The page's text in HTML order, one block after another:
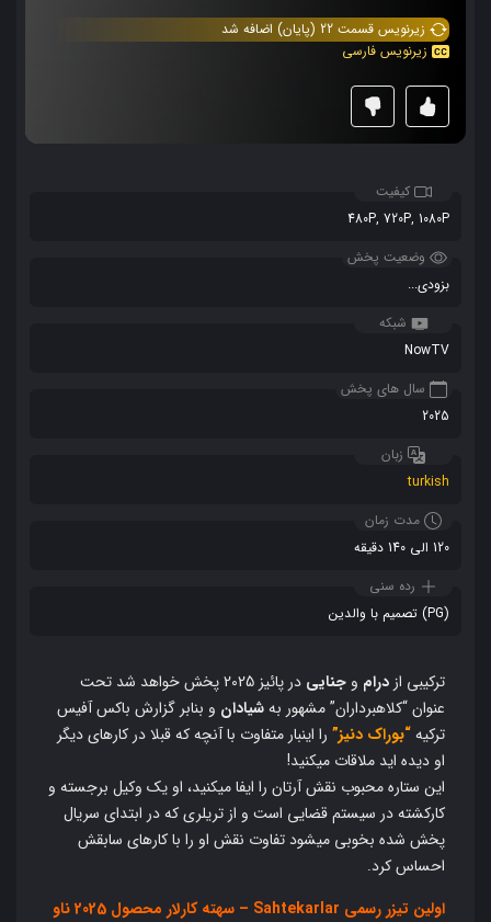
زیرنویس قسمت 22 (پایان) اضافه شد
زیرنویس فارسی
کیفیت
480P, 720P, 1080P
وضعیت پخش
بزودی...
شبکه
NowTV
سال های پخش
2025
زبان
turkish
مدت زمان
120 الی 140 دقیقه
رده سنی
(PG) تصمیم با والدین
ترکیبی از درام و جنایی
در پائیز 2025 پخش خواهد شد تحت
عنوان “کلاهبرداران” مشهور بهشیادان و بنابر گزارش باکس آفیس
ترکیه“بوراک دنیز” را اینبار متفاوت با آنچه که قبلا در کارهای دیگر
او دیده اید ملاقات میکنید!
این ستاره محبوب نقش آرتان را ایفا میکنید، او یک وکیل برجسته و
کارکشته در سیستم قضایی است و از تریلری که در ابتدای سریال
پخش شده بخوبی میشود تفاوت نقش او را با کارهای سابقش
احساس کرد.
اولین تیزر رسمی Sahtekarlar – سهته کارلار محصول 2025 ناو